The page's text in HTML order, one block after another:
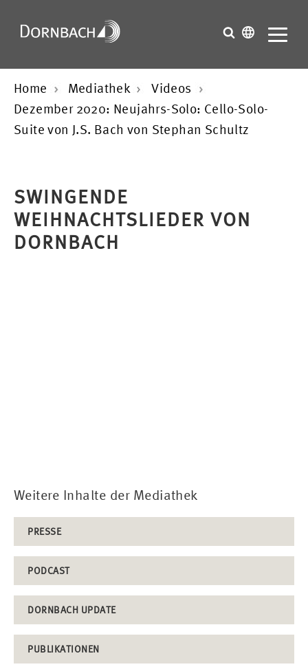
Home Mediathek
Videos
Dezember 2020: Neujahrs-Solo: Cello-Solo-
Suite von J.S. Bach von Stephan Schultz
SWINGENDE
WEIHNACHTSLIEDER VON
DORNBACH
Weitere Inhalte der Mediathek
PRESSE
PODCAST
DORNBACH UPDATE
PUBLIKATIONEN